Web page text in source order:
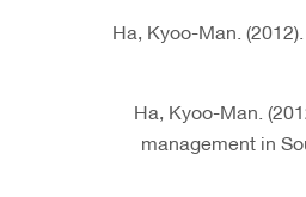
- Ha, Kyoo-Man.
- Ha, Kyoo-Man.
management in